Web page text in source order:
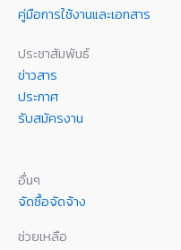
คู่มือการใช้งานและเอกสาร
ประชาสัมพันธ์
ข่าวสาร
ประกาศ
รับสมัครงาน
อื่นๆ
จัดซื้อจัดจ้าง
ช่วยเหลือ